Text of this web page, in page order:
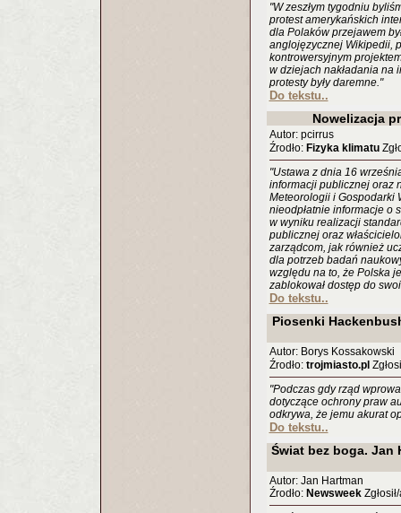
"W zeszłym tygodniu
protest amerykańskich
dla Polaków przejawem
anglojęzycznej Wikipedii,
kontrowersyjnym
w dziejach nakładania na
protesty były daremne."
Do tekstu..
Nowelizacja
Autor: pcirrus
Źrodło: Fizyka klimatu
"Ustawa z dnia 16
informacji publicznej oraz
Meteorologii i Gospodarki
nieodpłatnie informacje o
w wyniku realizacji
publicznej oraz
zarządcom, jak również
dla potrzeb badań
względu na to, że Polska
zablokował dostęp do
Do tekstu..
Piosenki
Autor: Borys Kossakowski
Źrodło: trojmiasto.pl
"Podczas gdy rząd
dotyczące ochrony praw
odkrywa, że jemu akurat
Do tekstu..
Świat bez boga. Jan
Autor: Jan Hartman
Źrodło: Newsweek